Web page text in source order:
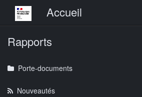
Menu principalAccueil
Rapports
Porte-documents
Nouveautés